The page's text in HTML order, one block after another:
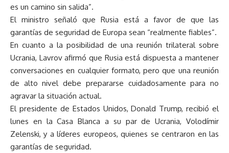
es un camino sin salida”.
El ministro señaló que Rusia está a favor de que las
garantías de seguridad de Europa sean “realmente fiables”.
En cuanto a la posibilidad de una reunión trilateral sobre
Ucrania, Lavrov afirmó que Rusia está dispuesta a mantener
conversaciones en cualquier formato, pero que una reunión
de alto nivel debe prepararse cuidadosamente para no
agravar la situación actual.
El presidente de Estados Unidos, Donald Trump, recibió el
lunes en la Casa Blanca a su par de Ucrania, Volodímir
Zelenski, y a líderes europeos, quienes se centraron en las
garantías de seguridad.